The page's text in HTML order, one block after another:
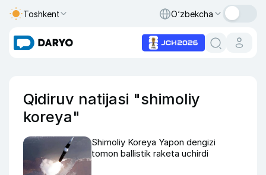
Toshkent O‘zbekcha
Qidiruv natijasi "shimoliy
koreya"
Shimoliy Koreya Yapon dengizi
tomon ballistik raketa uchirdi